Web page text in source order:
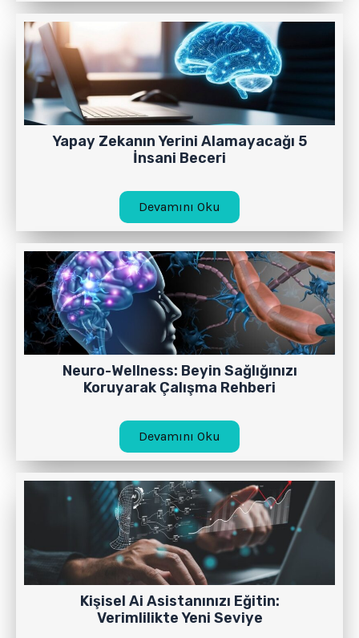
Yapay Zekanın Yerini Alamayacağı 5
İnsani Beceri
Devamını Oku
Neuro-Wellness: Beyin Sağlığınızı
Koruyarak Çalışma Rehberi
Devamını Oku
Kişisel Ai Asistanınızı Eğitin:
Verimlilikte Yeni Seviye